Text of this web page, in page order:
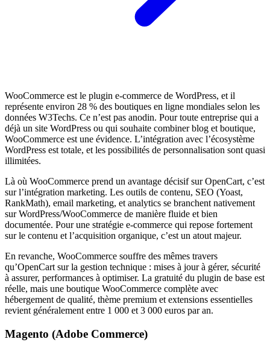
WooCommerce est le plugin e-commerce de WordPress, et il
représente environ 28 % des boutiques en ligne mondiales selon les
données W3Techs. Ce n’est pas anodin. Pour toute entreprise qui a
déjà un site WordPress ou qui souhaite combiner blog et boutique,
WooCommerce est une évidence. L’intégration avec l’écosystème
WordPress est totale, et les possibilités de personnalisation sont quasi
illimitées.
Là où WooCommerce prend un avantage décisif sur OpenCart, c’est
sur l’intégration marketing. Les outils de contenu, SEO (Yoast,
RankMath), email marketing, et analytics se branchent nativement
sur WordPress/WooCommerce de manière fluide et bien
documentée. Pour une stratégie e-commerce qui repose fortement
sur le contenu et l’acquisition organique, c’est un atout majeur.
En revanche, WooCommerce souffre des mêmes travers
qu’OpenCart sur la gestion technique : mises à jour à gérer, sécurité
à assurer, performances à optimiser. La gratuité du plugin de base est
réelle, mais une boutique WooCommerce complète avec
hébergement de qualité, thème premium et extensions essentielles
revient généralement entre 1 000 et 3 000 euros par an.
Magento (Adobe Commerce)